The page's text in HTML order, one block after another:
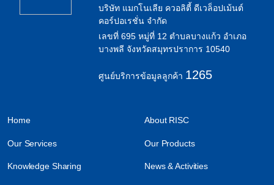
บริษัท แมกโนเลีย ควอลิตี้ ดีเวล็อปเม้นต์
คอร์ปอเรชั่น จำกัด
เลขที่ 695 หมู่ที่ 12 ตำบลบางแก้ว อำเภอ
บางพลี จังหวัดสมุทรปราการ 10540
ศูนย์บริการข้อมูลลูกค้า 1265
Home About RISC
Our Services Our Products
Knowledge Sharing News & Activities